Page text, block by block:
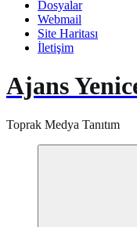
Dosyalar
Webmail
Site Haritası
İletişim
Ajans
Toprak Medya Tanıtım